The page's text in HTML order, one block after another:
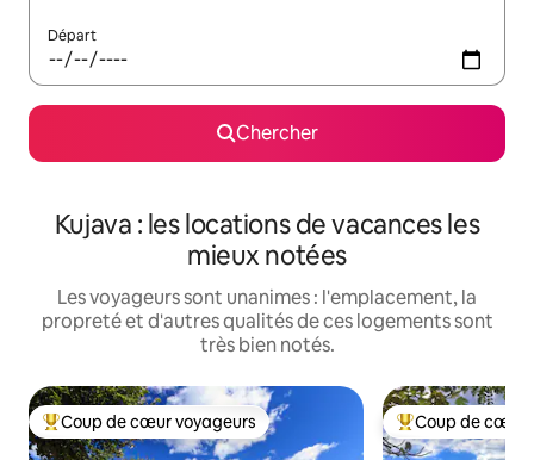
Départ
Chercher
Kujava : les locations de vacances les
mieux notées
Les voyageurs sont unanimes : l'emplacement, la
propreté et d'autres qualités de ces logements sont
très bien notés.
Coup de cœur voyageurs parmi les plus aimés
Coup de cœur voyageurs Coup de cœur
Coup de cœur